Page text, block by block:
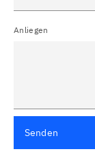
Anliegen
Senden